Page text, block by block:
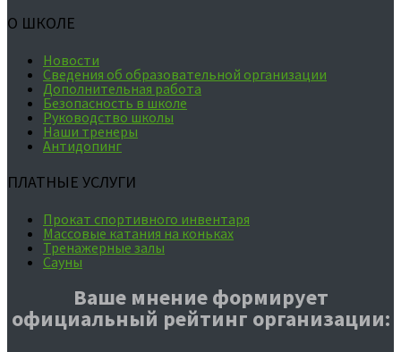
О ШКОЛЕ
Новости
Сведения об образовательной организации
Дополнительная работа
Безопасность в школе
Руководство школы
Наши тренеры
Антидопинг
ПЛАТНЫЕ УСЛУГИ
Прокат спортивного инвентаря
Массовые катания на коньках
Тренажерные залы
Сауны
Ваше мнение формирует
официальный рейтинг организации: